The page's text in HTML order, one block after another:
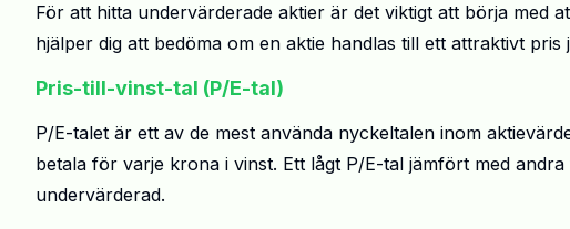
För att hitta undervärderade aktier är det viktigt att börja med
hjälper dig att bedöma om en aktie handlas till ett attraktivt
Pris-till-vinst-tal (P/E-tal)
P/E-talet är ett av de mest använda nyckeltalen inom
betala för varje krona i vinst. Ett lågt P/E-tal jämfört med
undervärderad.